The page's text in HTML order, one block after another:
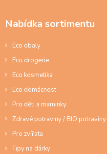
Nabídka sortimentu
Eco obaly
Eco drogerie
Eco kosmetika
Eco domácnost
Pro děti a maminky
Zdravé potraviny / BIO potraviny
Pro zvířata
Tipy na dárky